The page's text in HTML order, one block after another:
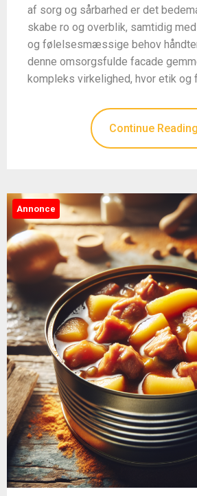
af sorg og sårbarhed er det
skabe ro og overblik, samtidig
og følelsesmæssige behov
denne omsorgsfulde facade
kompleks virkelighed, hvor etik og
Continue Reading
Annonce